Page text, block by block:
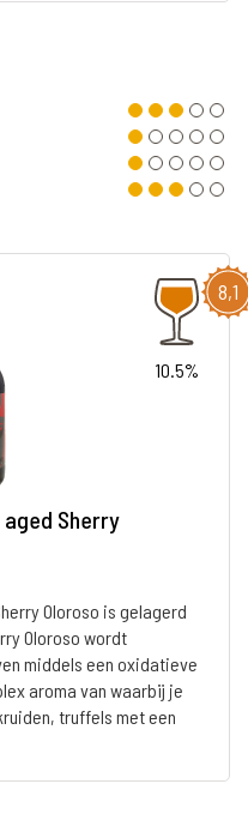
8,1
10.5%
Sherry
Oloroso is gelagerd
Oloroso wordt
middels een oxidatieve
aroma van waarbij je
truffels met een